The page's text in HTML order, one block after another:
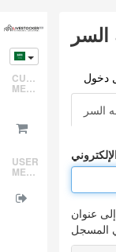
to
main
content
CUSTOMER
MENU
USER
MENU
tabs
دخول
السر
عنوان